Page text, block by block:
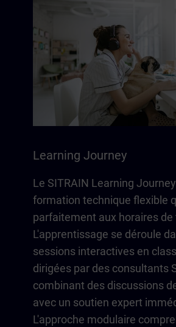
Learning Journey
Le SITRAIN Learning
formation technique flexible
parfaitement aux horaires de
L'apprentissage se déroule
sessions interactives en
dirigées par des consultants
combinant des discussions
avec un soutien expert
L'approche modulaire